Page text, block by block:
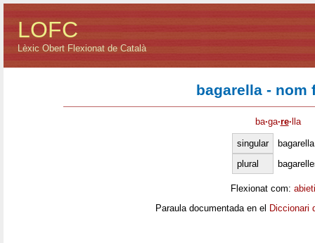
LOFC
Lèxic Obert Flexionat de Català
bagarella - nom
ba·ga·re· lla
singular
bagarella
plural
Flexionat com:
Paraula documentada en el Diccionari